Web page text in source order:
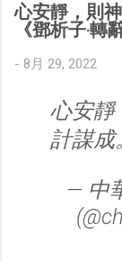
心安靜，則
《鄧析子‧轉
- 8月 29, 2022
心安靜
計謀成
— 中